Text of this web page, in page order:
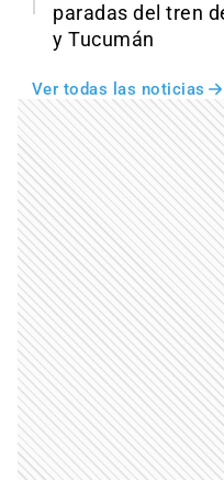
paradas del tren
y Tucumán
Ver todas las noticias